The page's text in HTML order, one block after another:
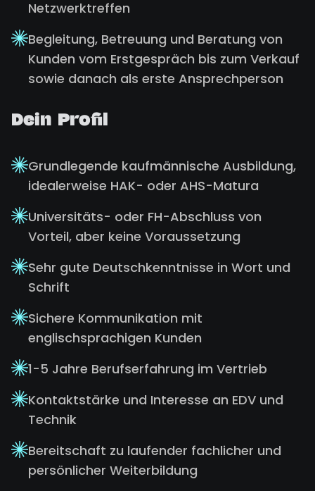
Netzwerktreffen
Begleitung, Betreuung und Beratung von
Kunden vom Erstgespräch bis zum Verkauf
sowie danach als erste Ansprechperson
Dein Profil
Grundlegende kaufmännische Ausbildung,
idealerweise HAK- oder AHS-Matura
Universitäts- oder FH-Abschluss von
Vorteil, aber keine Voraussetzung
Sehr gute Deutschkenntnisse in Wort und
Schrift
Sichere Kommunikation mit
englischsprachigen Kunden
1-5 Jahre Berufserfahrung im Vertrieb
Kontaktstärke und Interesse an EDV und
Technik
Bereitschaft zu laufender fachlicher und
persönlicher Weiterbildung